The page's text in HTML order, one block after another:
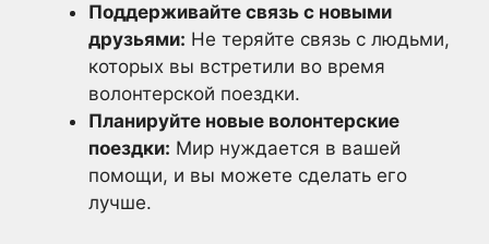
Поддерживайте связь с новыми
друзьями: Не теряйте связь с людьми,
которых вы встретили во время
волонтерской поездки.
Планируйте новые волонтерские
поездки: Мир нуждается в вашей
помощи, и вы можете сделать его
лучше.